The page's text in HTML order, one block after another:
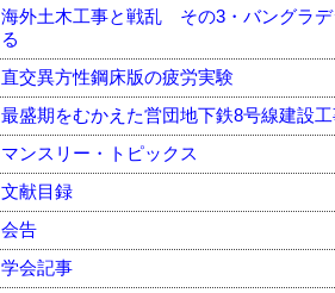
海外土木工事と戦乱 その3・バングラ
る
直交異方性鋼床版の疲労実験
最盛期をむかえた営団地下鉄8号線建設
マンスリー・トピックス
文献目録
会告
学会記事